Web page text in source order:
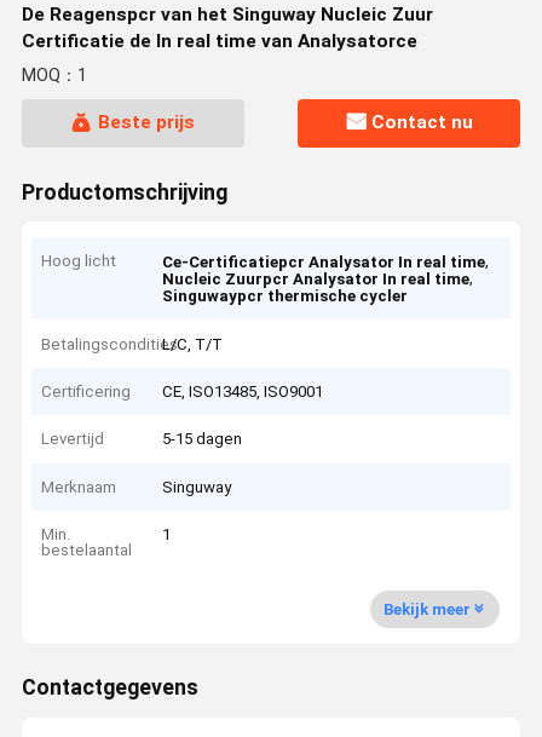
De Reagenspcr van het Singuway Nucleic Zuur
Certificatie de In real time van Analysatorce
MOQ：1
Beste prijs Contact nu
Productomschrijving
Hoog licht Ce-Certificatiepcr Analysator In real time,
Nucleic Zuurpcr Analysator In real time,
Singuwaypcr thermische cycler
BetalingsconditiesL/C, T/T
Certificering CE, ISO13485, ISO9001
Levertijd 5-15 dagen
Merknaam Singuway
Min.
bestelaantal
1
Bekijk meer
Contactgegevens